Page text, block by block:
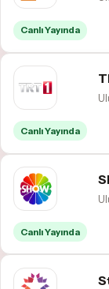
Canlı Yayında
Canlı Yayında
Canlı Yayında